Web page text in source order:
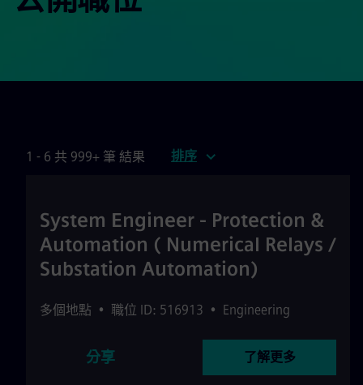
1 - 6 共 999+ 筆 結果 排序
System Engineer - Protection &
Automation ( Numerical Relays /
Substation Automation)
多個地點 • 職位 ID: 516913 • Engineering
分享 了解更多